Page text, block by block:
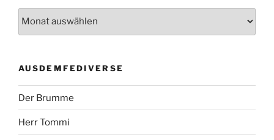
AUSDEMFEDIVERSE
Der Brumme
Herr Tommi